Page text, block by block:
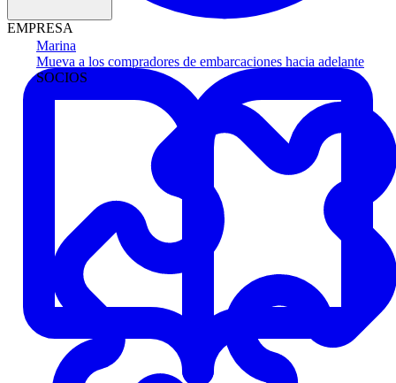
Marina
Mueva a los compradores de embarcaciones hacia adelante
SOCIOS
EMPRESA